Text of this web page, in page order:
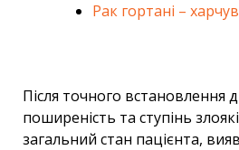
Рак гортані –
Після точного встановлення
поширеність та ступінь
загальний стан пацієнта,